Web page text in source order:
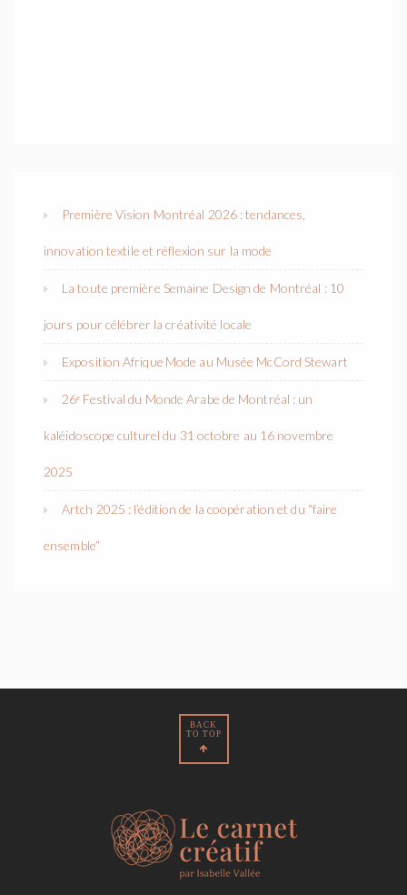
Première Vision Montréal 2026 : tendances,
innovation textile et réflexion sur la mode
La toute première Semaine Design de Montréal : 10
jours pour célébrer la créativité locale
Exposition Afrique Mode au Musée McCord Stewart
26ᵉ Festival du Monde Arabe de Montréal : un
kaléidoscope culturel du 31 octobre au 16 novembre
2025
Artch 2025 : l’édition de la coopération et du “faire
ensemble”
BACK
TO TOP